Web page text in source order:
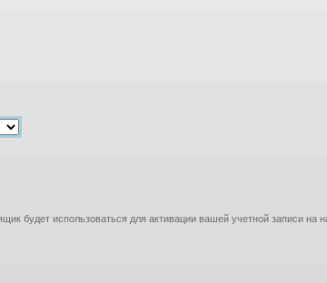
будет использоваться для активации вашей учетной записи на